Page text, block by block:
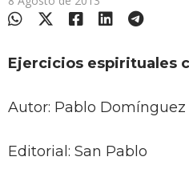
Ejercicios espirituales
Autor: Pablo Domínguez
Editorial: San Pablo